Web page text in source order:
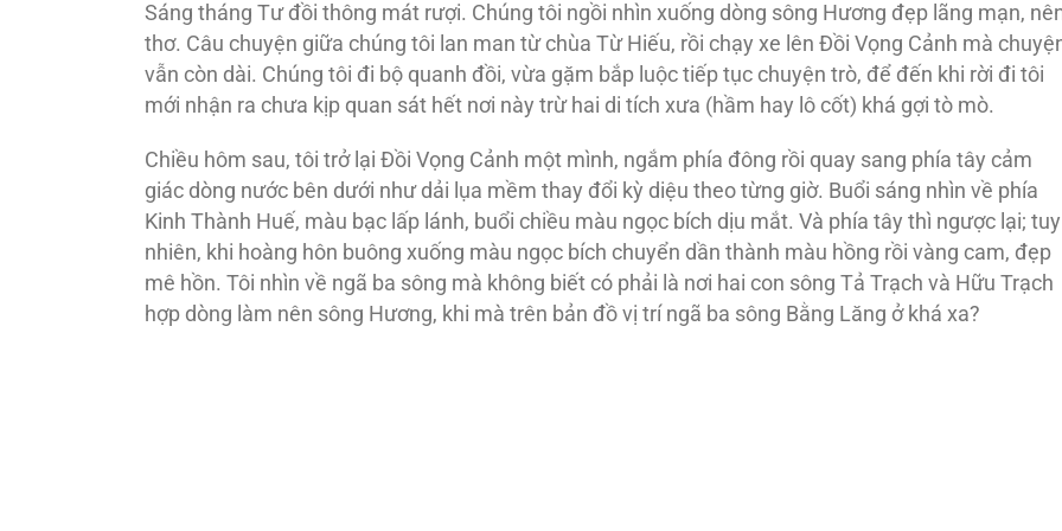
Sáng tháng Tư đồi thông mát rượi. Chúng tôi ngồi nhìn xuống dòng sông Hương đẹp lãng mạn,
thơ. Câu chuyện giữa chúng tôi lan man từ chùa Từ Hiếu, rồi chạy xe lên Đồi Vọng Cảnh mà
vẫn còn dài. Chúng tôi đi bộ quanh đồi, vừa gặm bắp luộc tiếp tục chuyện trò, để đến khi rời đi tôi
mới nhận ra chưa kịp quan sát hết nơi này trừ hai di tích xưa (hầm hay lô cốt) khá gợi tò mò.
Chiều hôm sau, tôi trở lại Đồi Vọng Cảnh một mình, ngắm phía đông rồi quay sang phía tây cảm
giác dòng nước bên dưới như dải lụa mềm thay đổi kỳ diệu theo từng giờ. Buổi sáng nhìn về phía
Kinh Thành Huế, màu bạc lấp lánh, buổi chiều màu ngọc bích dịu mắt. Và phía tây thì ngược lại; tuy
nhiên, khi hoàng hôn buông xuống màu ngọc bích chuyển dần thành màu hồng rồi vàng cam, đẹp
mê hồn. Tôi nhìn về ngã ba sông mà không biết có phải là nơi hai con sông Tả Trạch và Hữu Trạch
hợp dòng làm nên sông Hương, khi mà trên bản đồ vị trí ngã ba sông Bằng Lăng ở khá xa?